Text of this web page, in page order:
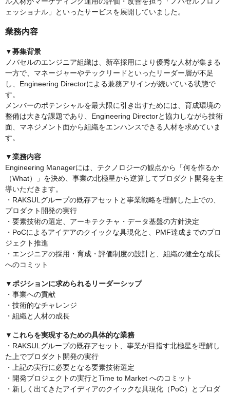
ェッショナル」といったサービスを展開していました。
業務内容
▼募集背景
ノバセルのエンジニア組織は、新卒採用により優秀な人材が集まる
一方で、マネージャーやテックリードといったリーダー層が不足
し、Engineering Directorによる兼務アサインが続いている状態で
す。
メンバーのポテンシャルを最大限に引き出すためには、育成環境の
整備は大きな課題であり、Engineering Directorと協力しながら技術
面、マネジメント面から組織をエンハンスできる人材を求めていま
す。
▼業務内容
Engineering Managerには、テクノロジーの観点から「何を作るか
（What）」を決め、事業の北極星から逆算してプロダクト開発を主
導いただきます。
・RAKSULグループの既存アセットと事業戦略を理解した上での、
プロダクト開発の実行
・要素技術の選定、アーキテクチャ・データ基盤の方針決定
・PoCによるアイデアのクイックな具現化と、PMF達成までのプロ
ジェクト推進
・エンジニアの採用・育成・評価制度の設計と、組織の健全な成長
へのコミット
▼ポジションに求められるリーダーシップ
・事業への貢献
・技術的なチャレンジ
・組織と人材の成長
▼これらを実現するための具体的な業務
・RAKSULグループの既存アセット、事業が目指す北極星を理解し
た上でプロダクト開発の実行
・上記の実行に必要となる要素技術選定
・開発プロジェクトの実行とTime to Market へのコミット
・新しく出てきたアイディアのクイックな具現化（PoC）とプロダ